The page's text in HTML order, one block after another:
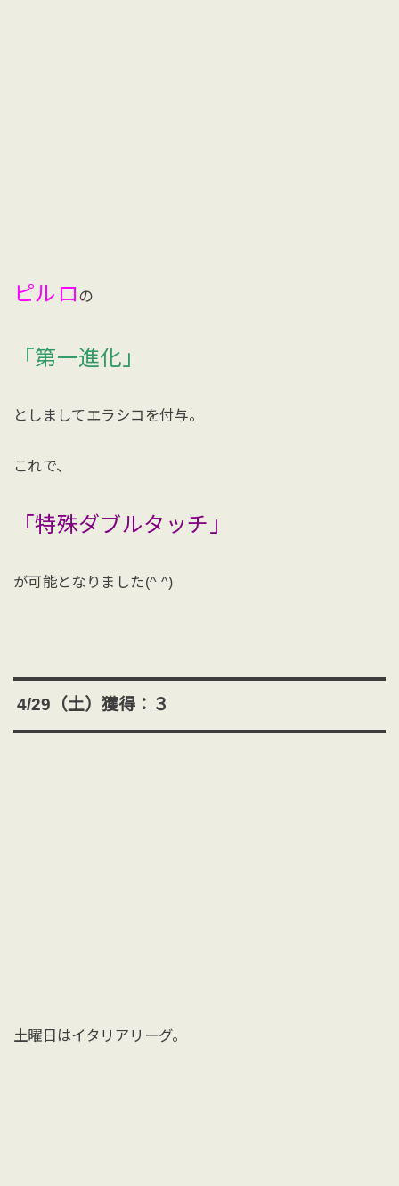
ピルロ の
「第一進化」
としましてエラシコを付与。
これで、
「特殊ダブルタッチ」
が可能となりました(^ ^)
4/29（土）獲得：３
土曜日はイタリアリーグ。